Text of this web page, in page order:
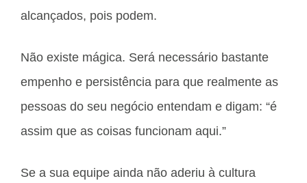
alcançados, pois podem.
Não existe mágica. Será necessário bastante
empenho e persistência para que realmente as
pessoas do seu negócio entendam e digam: “é
assim que as coisas funcionam aqui.”
Se a sua equipe ainda não aderiu à cultura